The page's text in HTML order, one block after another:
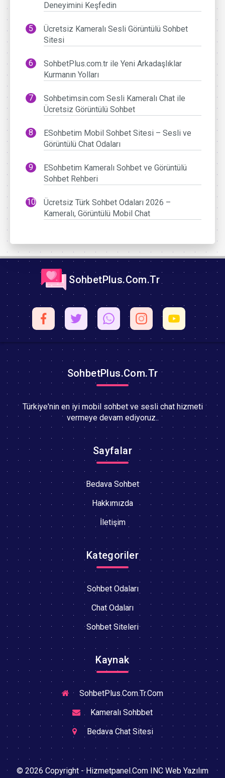
Deneyimini Keşfedin
Ücretsiz Kameralı Sesli Görüntülü Sohbet
Sitesi
SohbetPlus.com.tr ile Yeni Arkadaşlıklar
Kurmanın Yolları
Sohbetimsin.com Sesli Kameralı Chat ile
Ücretsiz Görüntülü Sohbet
ESohbetim Mobil Sohbet Sitesi – Sesli ve
Görüntülü Chat Odaları
ESohbetim Kameralı Sohbet ve Görüntülü
Sohbet Rehberi
Ücretsiz Türk Sohbet Odaları 2026 –
Kameralı, Görüntülü Mobil Chat
SohbetPlus.Com.Tr
SohbetPlus.Com.Tr
Türkiye'nin en iyi mobil sohbet ve sesli chat hizmeti
vermeye devam ediyoruz..
Sayfalar
Bedava Sohbet
Hakkımızda
İletişim
Kategoriler
Sohbet Odaları
Chat Odaları
Sohbet Siteleri
Kaynak
SohbetPlus.Com.Tr.Com
Kameralı Sohbbet
Bedava Chat Sitesi
© 2026 Copyright - Hizmetpanel.Com INC Web Yazılım